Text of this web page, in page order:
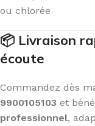
ou chlorée
📦 Livraison
écoute
Commandez dès
9900105103 et
professionnel,